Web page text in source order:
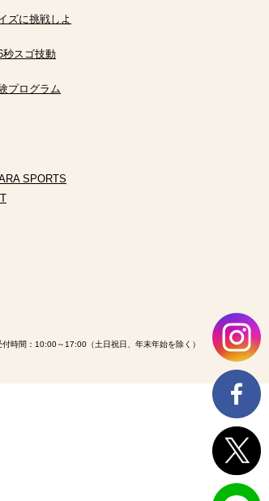
ズに挑戦しよ
秒スゴ技動
プログラム
SPORTS
時間：10:00～17:00（土日祝日、年末年始を除く）